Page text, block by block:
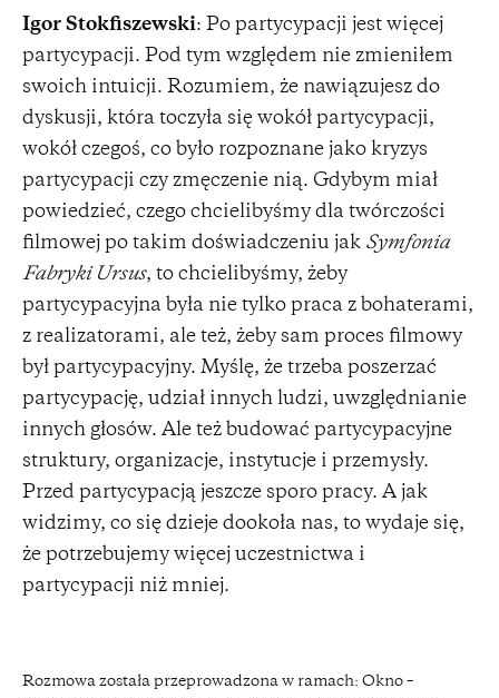
Igor Stokfiszewski: Po partycypacji jest więcej
partycypacji. Pod tym względem nie zmieniłem
swoich intuicji. Rozumiem, że nawiązujesz do
dyskusji, która toczyła się wokół partycypacji,
wokół czegoś, co było rozpoznane jako kryzys
partycypacji czy zmęczenie nią. Gdybym miał
powiedzieć, czego chcielibyśmy dla twórczości
filmowej po takim doświadczeniu jak Symfonia
Fabryki Ursus, to chcielibyśmy, żeby
partycypacyjna była nie tylko praca z bohaterami,
z realizatorami, ale też, żeby sam proces filmowy
był partycypacyjny. Myślę, że trzeba poszerzać
partycypację, udział innych ludzi, uwzględnianie
innych głosów. Ale też budować partycypacyjne
struktury, organizacje, instytucje i przemysły.
Przed partycypacją jeszcze sporo pracy. A jak
widzimy, co się dzieje dookoła nas, to wydaje się,
że potrzebujemy więcej uczestnictwa i
partycypacji niż mniej.
Rozmowa została przeprowadzona w ramach: Okno –